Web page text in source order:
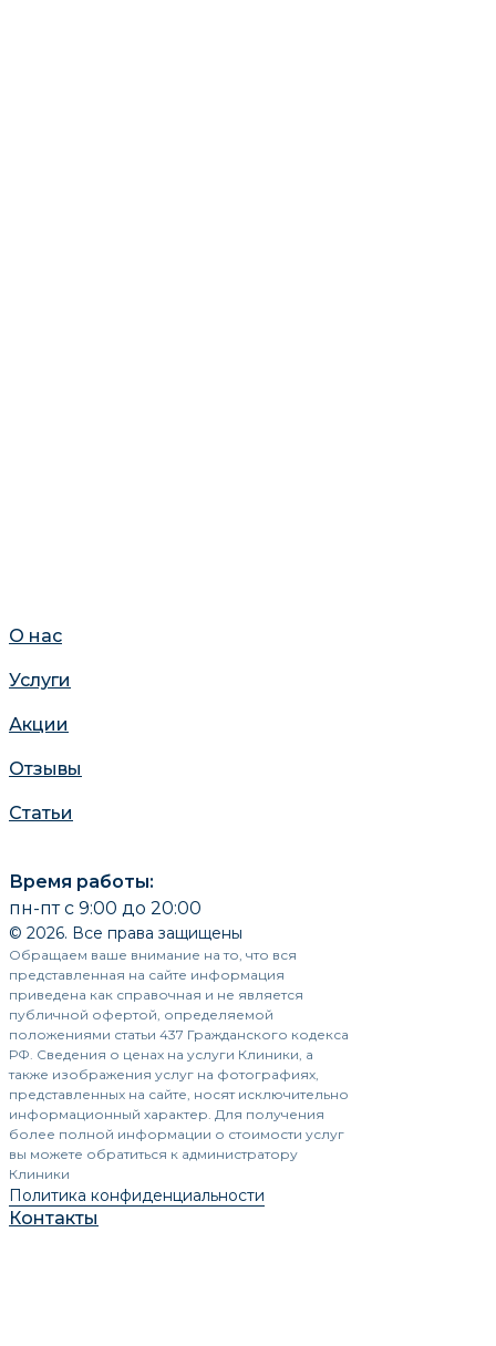
О нас
Услуги
Акции
Отзывы
Статьи
Время работы:
пн-пт с 9:00 до 20:00
© 2026. Все права защищены
Обращаем ваше внимание на то, что вся
представленная на сайте информация
приведена как справочная и не является
публичной офертой, определяемой
положениями статьи 437 Гражданского кодекса
РФ. Сведения о ценах на услуги Клиники, а
также изображения услуг на фотографиях,
представленных на сайте, носят исключительно
информационный характер. Для получения
более полной информации о стоимости услуг
вы можете обратиться к администратору
Клиники
Политика конфиденциальности
Контакты